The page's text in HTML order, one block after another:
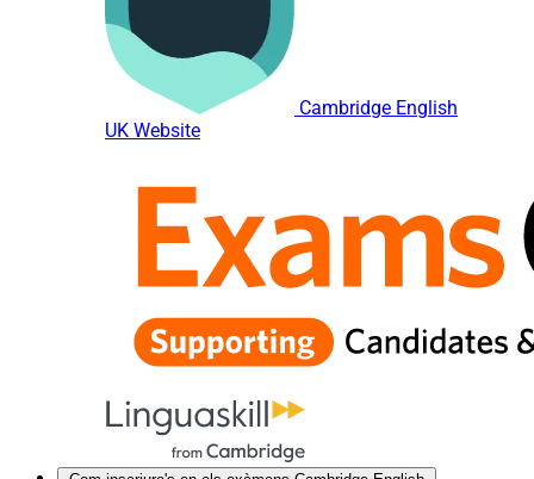
Cambridge English
UK Website